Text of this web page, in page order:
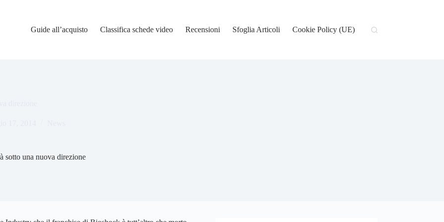
Guide all’acquisto
Classifica schede video Recensioni Sfoglia Articoli Cookie Policy (UE)
sotto una nuova direzione